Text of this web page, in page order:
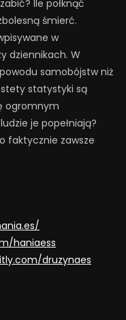
Ile połknąć
śmierć.
w
dziennikach. W
samobójstw niż
statystyki są
ogromnym
je popełniają?
faktycznie zawsze
haniaess
druzynaes